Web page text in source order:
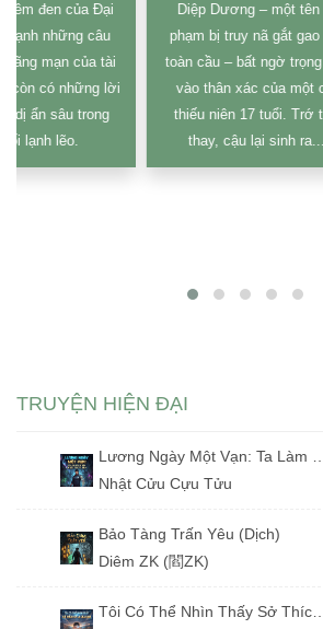
Diệp Dương – một tên tội
phạm bị truy nã gắt gao trên
toàn cầu – bất ngờ trọng sinh
vào thân xác của một cậu
thiếu niên 17 tuổi. Trớ trêu
thay, cậu lại sinh ra....
Cuộc
một
chồng
không
gieo
giá
không
TRUYỆN HIỆN ĐẠI
Nhật Cửu Cựu Tửu
Bảo Tàng Trấn Yêu (Dịch)
Diêm ZK (閻ZK)